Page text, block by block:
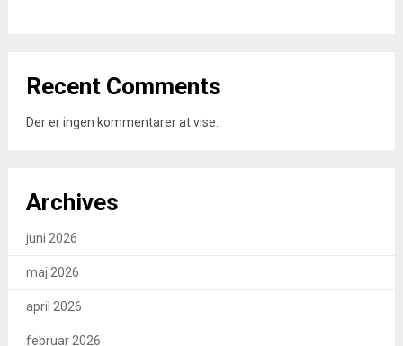
Recent Comments
Der er ingen kommentarer at vise.
Archives
juni 2026
maj 2026
april 2026
februar 2026